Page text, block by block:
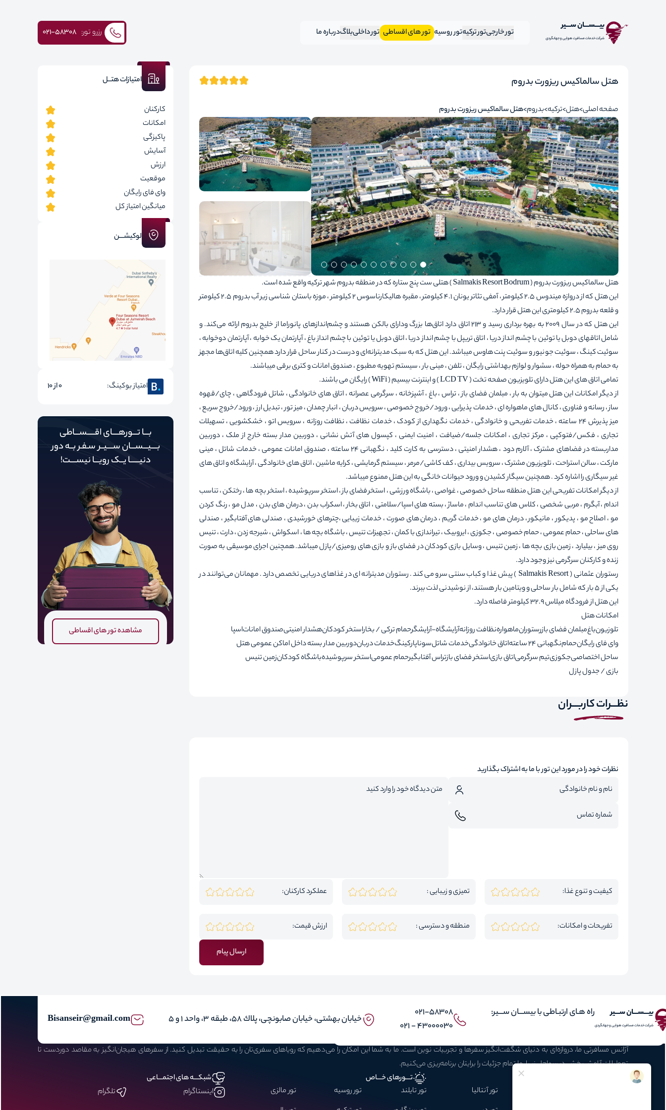
بیـــســـان ســـیر
شرکت خدمات مسافرت هوایی و جهانگردی تور خارجی تور ترکیهتور روسیه تور های اقساطی تور داخلیبلاگدرباره ما رزرو تور: ۰۲۱-58308
هتل سالماکیس ریزورت بدروم
صفحه اصلی هتل ترکیه بدروم هتل سالماکیس ریزورت بدروم
هتل سالماکیس ریزورت بدروم ( Salmakis Resort Bodrum ) هتلی ست پنج ستاره که در منطقه بدروم شهر ترکیه واقع شده است.
این هتل که از دروازه میندوس 2.5 کیلومتر ، آمفی تئاتر یونان 4.1 کیلومتر ، مقبره هالیکارناسوس 2 کیلومتر ، موزه باستان شناسی زیر آب بدروم 2.5 کیلومتر
و قلعه بدروم 2.5 کیلومتری این هتل قرار دارد.
این هتل که در سال 2009 به بهره برداری رسید و 213 اتاق دارد اتاق‌ها بزرگ ودارای بالکن هستند و چشم‌اندازهای پانوراما از خلیج بدروم ارائه می‌کند. و
شامل اتاقهای دوبل یا توئين با چشم انداز دریا ، اتاق تریپل با چشم انداز دریا ، اتاق دوبل یا توئین با چشم انداز باغ ، آپارتمان یک خوابه ، آپارتمان دوخوابه ،
سوئيت کینگ ، سوئیت جونیور و سوئیت پنت هاوس میباشد. این هتل که به سبک مدیترانه‌ای و درست در کنار ساحل قرار دارد همچنین کلیه اتاق‌ها مجهز
به حمام به همراه حوله ، سشوار و لوازم بهداشتی رایگان ، تلفن ، مینی بار ، سیستم تهویه مطبوع ، صندوق امانات و کتری برقی میباشند.
تمامی اتاق های این هتل دارای تلویزیون صفحه تخت ( LCD TV ) و اینترنت بیسیم ( WiFi ) رایگان می باشند.
از دیگر امکانات این هتل میتوان به بار ، مبلمان فضای باز ، تراس ، باغ ، آشپزخانه ، سرگرمی عصرانه ، اتاق های خانوادگی ، شاتل فرودگاهی ، چای/قهوه
ساز ، رسانه و فناوری ، کانال های ماهواره ای ، خدمات پذیرایی ، ورود/خروج خصوصی ، سرویس دربان ، انبار چمدان ، میز تور ، تبدیل ارز ، ورود/خروج سریع ،
میز پذیرش 24 ساعته ، خدمات تفریحی و خانوادگی ، خدمات نگهداری از کودک ، خدمات نظافت ، نظافت روزانه ، سرویس اتو ، خشکشویی ، تسهیلات
تجاری ، فکس/فتوکپی ، مرکز تجاری ، امکانات جلسه/ضیافت ، امنیت ایمنی ، کپسول های آتش نشانی ، دوربین مدار بسته خارج از ملک ، دوربین
مداربسته در فضاهای مشترک ، آلارم دود ، هشدار امنیتی ، دسترسی به کارت کلید ، نگهبانی 24 ساعته ، صندوق امانات عمومی ، خدمات شاتل ، مینی
مارکت ، سالن استراحت ، تلویزیون مشترک ، سرویس بیداری ، کف کاشی/مرمر ، سیستم گرمایشی ، کرایه ماشین ، اتاق های خانوادگی ، آرایشگاه و اتاق های
غیر سیگاری را اشاره کرد . همچنین سیگار کشیدن و ورود حیوانات خانگی به این هتل ممنوع میباشد.
از دیگر امکانات تفریحی این هتل منطقه ساحل خصوصی ، غواصی ، باشگاه ورزشی ، استخر فضای باز ، استخر سرپوشیده ، استخر بچه ها ، رختکن ، تناسب
اندام ، آبگرم ، مربی شخصی ، کلاس های تناسب اندام ، ماساژ ، بسته های اسپا/سلامتی ، اتاق بخار ، اسکراب بدن ، درمان های بدن ، مدل مو ، رنگ کردن
مو ، اصلاح مو ، پدیکور ، مانیکور ، درمان های مو ، خدمات گریم ، درمان های صورت ، خدمات زیبایی ،چترهای خورشیدی ، صندلی های آفتابگیر ، صندلی
های ساحلی ، حمام عمومی ، حمام خصوصی ، جکوزی ، ایروبیک ، تیراندازی با کمان ، تجهیزات تنیس ، باشگاه بچه ها ، اسکواش ، شیرجه زدن ، دارت ، تنیس
روی میز ، بیلیارد ، زمین بازی بچه ها ، زمین تنیس ، وسایل بازی کودکان در فضای باز و بازی های رومیزی/پازل میباشد. همچنین اجرای موسیقی به صورت
زنده و کارکنان سرگرمی نیز وجود دارد.
رستوران عثمانی ( Salmakis Resort ) پیش غذا و کباب سنتی سرو می کند. رستوران مدیترانه ای در غذاهای دریایی تخصص دارد. مهمانان می‌توانند در
یکی از 5 بار که شامل بار ساحلی و ویتامین بار هستند، از نوشیدنی لذت ببرند.
این هتل از فرودگاه میلاس 32.9 کیلومتر فاصله دارد.
امکانات هتل
تلوزیونباغمبلمان فضای بازرستورانماهوارهنظافت روزانهآرایشگاه-آرایشگرحمام ترکی / بخاراستخر کودکانهشدار امنیتیصندوق اماناتاسپا
وای فای رایگانحمامنگهبانی 24 ساعته اتاق خانوادگیخدمات شاتلسوناپارکینگخدمات درباندوربین مدار بسته داخل اماکن عمومی هتل
ساحل اختصاصیجکوزیتیم سرگرمیاتاق بازیاستخر فضای بازتراس آفتابگیرحمام عمومیاستخر سرپوشیدهباشگاه کودکانزمین تنیس
بازی / جدول پازل
نظـــرات کاربـــران
نظرات خود را در مورد این تور با ما به اشتراک بگذارید
کیفیت و تنوع غذا: تمیزی و زیبایی : عملکرد کارکنان:
تفریحات و امکانات: منطقه و دسترسی : ارزش قیمت:
ارسال پیام
امتیازات هتــل
کارکنان
امکانات
پاکیزگی
آسایش
ارزش
موقعیت
وای فای رایگان
میانگین امتیاز کل
لوکیشـــن
امتیاز بوکینگ: 0 از 10
بـــا تـــورهــــای اقـــــســـاطی
بــــیـــســـان ســــیــر سـفـر بــه دور‌‌‌‌
دنیـــــ‌‌ـا یــک رویـــا نیســــت!
مشاهده تور های اقساطی
بیـــســـان ســـیر
شرکت خدمات مسافرت هوایی و جهانگردی
راه هـای ارتبـاطی با بیســـان ســـیر:
۰۲۱-58308
43000030 - 021
خيابان بهشتى، خيابان صابونچى، پلاك ٥٨، طبقه ٣، واحد ۱ و ۵ Bisanseir@gmail.com
آژانس مسافرتی ما، دروازه‌ای به دنیای شگفت‌انگیز سفرها و تجربیات نوین است. ما به شما این امکان را می‌دهیم که رویاهای سفری‌تان را به حقیقت تبدیل کنید. از سفرهای هیجان‌انگیز به مقاصد دوردست تا
تعطیلات آرامش‌بخش در سواحل زیبا، ما تمام جزئیات را برایتان برنامه‌ریزی می‌کنیم.
تور آنتالیا
تـــورهای خـــاص
تور تایلند
تور روسیه
تور مالزی
شبکـــه های اجتمـــاعی
اینستاگرام
تلگرام